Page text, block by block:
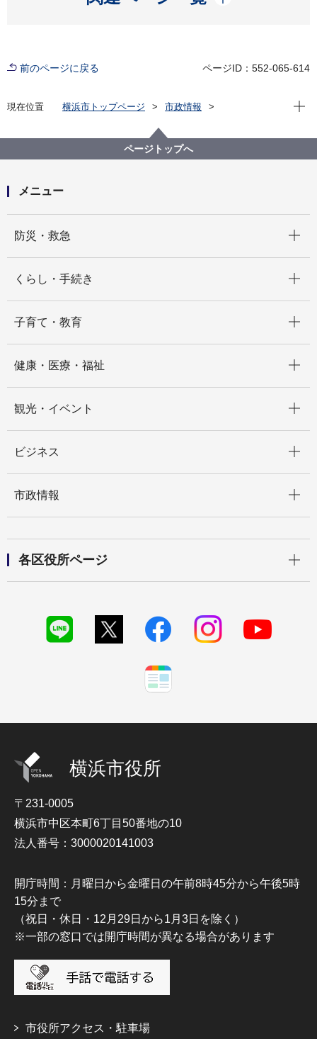
前のページに戻る ページID：552-065-614
現在位置 横浜市トップページ
市政情報
にぎわいスポーツ文化局の紹介
にぎわいスポーツ文化局の事業計画
令和８年度 にぎわいスポーツ文化局事業計画
現在
ページトップへ
メニュー
防災・救急
くらし・手続き
子育て・教育
健康・医療・福祉
観光・イベント
ビジネス
市政情報
各区役所ページ
横浜市役所
〒231-0005
横浜市中区本町6丁目50番地の10
法人番号：3000020141003
開庁時間：月曜日から金曜日の午前8時45分から午後5時
15分まで
（祝日・休日・12月29日から1月3日を除く）
※一部の窓口では開庁時間が異なる場合があります
市役所アクセス・駐車場